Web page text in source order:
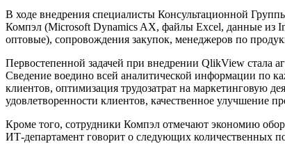
В ходе внедрения специалисты Консультационной
Компэл (Microsoft Dynamics AX, файлы Excel, данные из
оптовые), сопровождения закупок, менеджеров по
Первостепенной задачей при внедрении QlikView стала
Сведение воедино всей аналитической информации по
клиентов, оптимизация трудозатрат на маркетинговую
удовлетворенности клиентов, качественное улучшение
Кроме того, сотрудники Компэл отмечают экономию
ИТ-департамент говорит о следующих количественных